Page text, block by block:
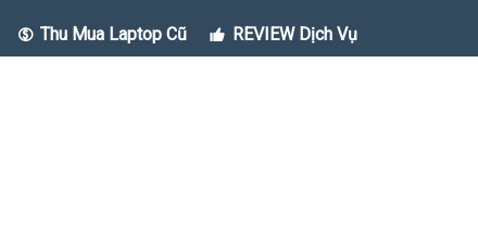
Thu Mua Laptop Cũ REVIEW Dịch Vụ